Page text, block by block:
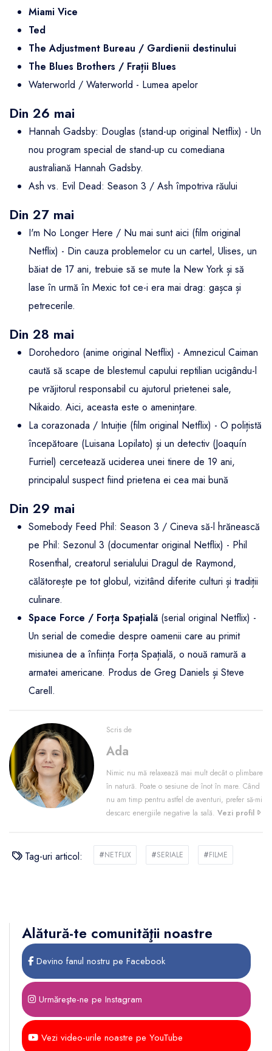
Miami Vice
Ted
The Adjustment Bureau / Gardienii destinului
The Blues Brothers / Frații Blues
Waterworld / Waterworld - Lumea apelor
Din 26 mai
Hannah Gadsby: Douglas (stand-up original Netflix) - Un
nou program special de stand-up cu comediana
australiană Hannah Gadsby.
Ash vs. Evil Dead: Season 3 / Ash împotriva răului
Din 27 mai
I'm No Longer Here / Nu mai sunt aici (film original
Netflix) - Din cauza problemelor cu un cartel, Ulises, un
băiat de 17 ani, trebuie să se mute la New York și să
lase în urmă în Mexic tot ce-i era mai drag: gașca și
petrecerile.
Din 28 mai
Dorohedoro (anime original Netflix) - Amnezicul Caiman
caută să scape de blestemul capului reptilian ucigându-l
pe vrăjitorul responsabil cu ajutorul prietenei sale,
Nikaido. Aici, aceasta este o amenințare.
La corazonada / Intuiție (film original Netflix) - O polițistă
începătoare (Luisana Lopilato) și un detectiv (Joaquín
Furriel) cercetează uciderea unei tinere de 19 ani,
principalul suspect fiind prietena ei cea mai bună
Din 29 mai
Somebody Feed Phil: Season 3 / Cineva să-l hrănească
pe Phil: Sezonul 3 (documentar original Netflix) - Phil
Rosenthal, creatorul serialului Dragul de Raymond,
călătorește pe tot globul, vizitând diferite culturi și tradiții
culinare.
Space Force / Forța Spațială (serial original Netflix) -
Un serial de comedie despre oamenii care au primit
misiunea de a înființa Forța Spațială, o nouă ramură a
armatei americane. Produs de Greg Daniels și Steve
Carell.
Scris de
Ada
Nimic nu mă relaxează mai mult decât o plimbare
în natură. Poate o sesiune de înot în mare. Când
nu am timp pentru astfel de aventuri, prefer să-mi
descarc energiile negative la sală. Vezi profil
Tag-uri articol: #NETFLIX #SERIALE #FILME
Alătură-te comunităţii noastre
Devino fanul nostru pe Facebook
Urmăreşte-ne pe Instagram
Vezi video-urile noastre pe YouTube